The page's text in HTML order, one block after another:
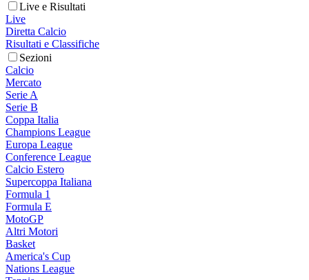
Live e Risultati
Live
Diretta Calcio
Risultati e Classifiche
Sezioni
Calcio
Mercato
Serie A
Serie B
Coppa Italia
Champions League
Europa League
Conference League
Calcio Estero
Supercoppa Italiana
Formula 1
Formula E
MotoGP
Altri Motori
Basket
America's Cup
Nations League